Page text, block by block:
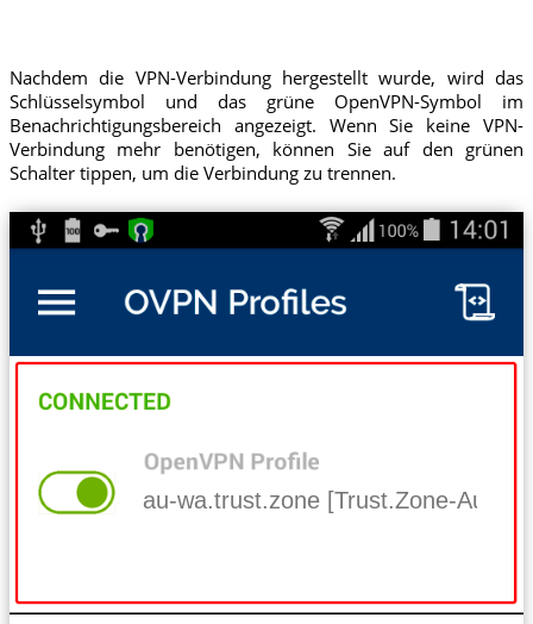
Nachdem die VPN-Verbindung hergestellt wurde, wird das
Schlüsselsymbol und das grüne OpenVPN-Symbol im
Benachrichtigungsbereich angezeigt. Wenn Sie keine VPN-
Verbindung mehr benötigen, können Sie auf den grünen
Schalter tippen, um die Verbindung zu trennen.
au-wa.trust.zone [Trust.Zone-